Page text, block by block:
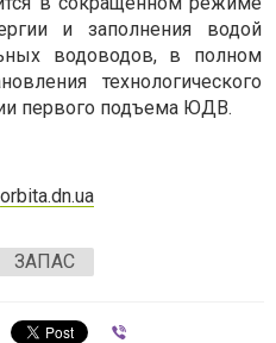
и заполнения водой
водоводов, в полном
технологического
первого подъема ЮДВ.
orbita.dn.ua
ЗАПАС